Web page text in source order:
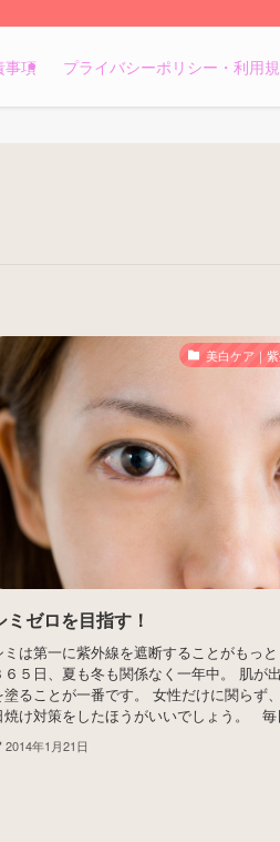
事項 プライバシーポリシー・利用
美白ケア｜
ミゼロを目指す！
ミは第一に紫外線を遮断することがもっ
６５日、夏も冬も関係なく一年中。 肌が
塗ることが一番です。 女性だけに関らず
焼け対策をしたほうがいいでしょう。
2014年1月21日